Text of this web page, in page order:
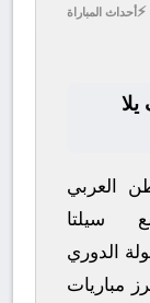
⚡أحداث المباراة
العربي
سيلتا
الدوري
مباريات